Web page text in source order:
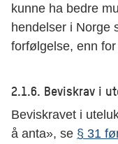
kunne ha bedre
hendelser i Norge
forfølgelse, enn
2.1.6. Beviskrav i
Beviskravet i
å anta», se § 31